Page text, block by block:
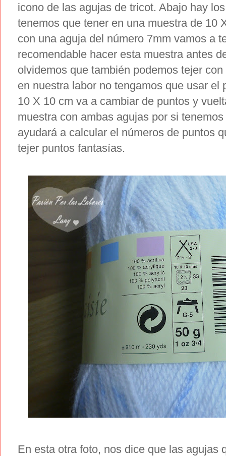
icono de las agujas de tricot. Abajo hay
tenemos que tener en una muestra de 10
con una aguja del número 7mm vamos a
recomendable hacer esta muestra antes
olvidemos que también podemos tejer
en nuestra labor no tengamos que usar
10 X 10 cm va a cambiar de puntos y
muestra con ambas agujas por si
ayudará a calcular el números de puntos
tejer puntos fantasías.
En esta otra foto, nos dice que las agujas